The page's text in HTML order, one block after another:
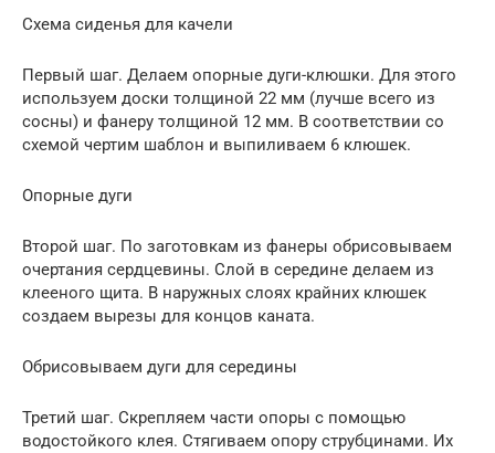
Схема сиденья для качели
Первый шаг. Делаем опорные дуги-клюшки. Для этого
используем доски толщиной 22 мм (лучше всего из
сосны) и фанеру толщиной 12 мм. В соответствии со
схемой чертим шаблон и выпиливаем 6 клюшек.
Опорные дуги
Второй шаг. По заготовкам из фанеры обрисовываем
очертания сердцевины. Слой в середине делаем из
клееного щита. В наружных слоях крайних клюшек
создаем вырезы для концов каната.
Обрисовываем дуги для середины
Третий шаг. Скрепляем части опоры с помощью
водостойкого клея. Стягиваем опору струбцинами. Их